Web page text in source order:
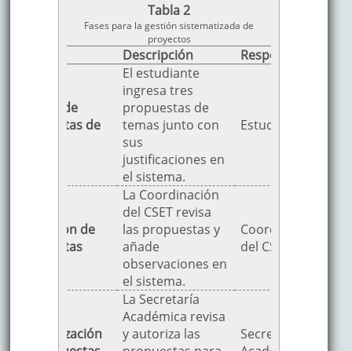
Tabla 2
Fases para la gestión sistematizada de
proyectos
Descripción Responsable
1. Envío de
Propuestas de
El estudiante
ingresa tres
propuestas de
temas junto con
sus
justificaciones en
el sistema.
Estudiante
2. Revisión de
Propuestas
La Coordinación
del CSET revisa
las propuestas y
añade
observaciones en
el sistema.
Coordinación
del CSET
3. Autorización
La Secretaría
Académica revisa
y autoriza las
Secretaría